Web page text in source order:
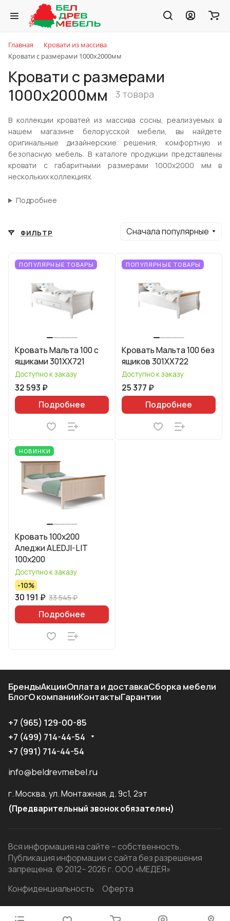
Главная
Кровати из массива
Кровати с размерами 1000х2000мм
Кровати с размерами
1000х2000мм
3 товара
В коллекции кроватей из массива сосны, реализуемых в
нашем магазине белорусской мебели, вы найдете
оригинальные дизайнерские решения, комфортную и
безопасную мебель. В каталоге продукции представлены
кровати с габаритными размерами 1000х2000 мм в
нескольких коллекциях.
Подробнее
ФИЛЬТР Сначала популярные
ПОПУЛЯРНЫЕ ТОВАРЫ
Кровать Мальта 100 с
ящиками 301XX721
Доступно к заказу
32 593 ₽
Подробнее
ПОПУЛЯРНЫЕ ТОВАРЫ
Кровать Мальта 100 без
ящиков 301XX722
Доступно к заказу
25 377 ₽
Подробнее
НОВИНКИ
Кровать 100x200
Аледжи ALEDJI-LIT
100x200
Доступно к заказу
-10%
30 191 ₽ 33 545 ₽
Подробнее
БрендыАкцииОплата и доставкаСборка мебели
БлогО компанииКонтактыГарантии
+7 (965) 129-00-85
+7 (499) 714-44-54
+7 (991) 714-44-54
info@beldrevmebel.ru
г. Москва, ул. Монтажная, д. 9с1, 2эт
(Предварительный звонок обязателен)
Вся информация на сайте – собственность.
Публикация информации с сайта без разрешения
запрещена. © 2012– 2026 г. ООО «МЕДЕЯ»
Конфиденциальность
Оферта